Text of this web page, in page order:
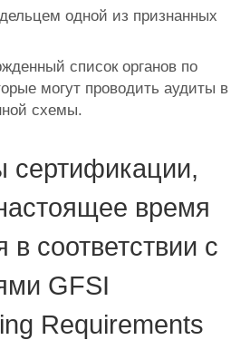
одной из признанных
список органов по
могут проводить аудиты в
схемы.
сертификации,
время
в соответствии с
GFSI
Requirements